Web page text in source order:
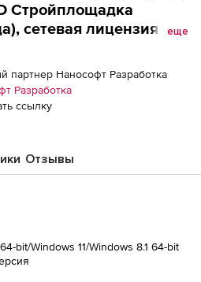
Стройплощадка
сетевая лицензия
еще
партнер Нанософт Разработка
Разработка
ссылку
Отзывы
bit/Windows 11/Windows 8.1 64-bit